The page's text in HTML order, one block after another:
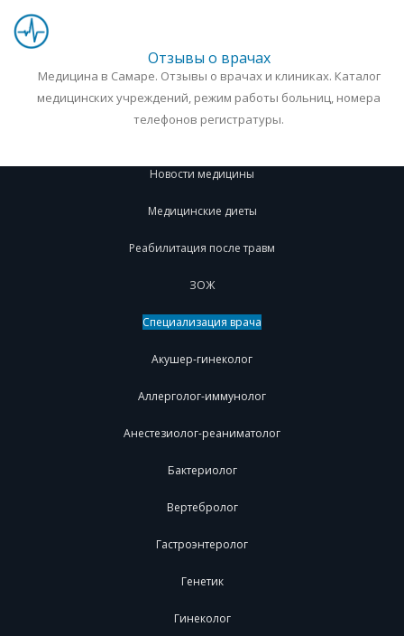
Отзывы о врачах
Медицина в Самаре. Отзывы о врачах и клиниках. Каталог
медицинских учреждений, режим работы больниц, номера
телефонов регистратуры.
Новости медицины
Медицинские диеты
Реабилитация после травм
ЗОЖ
Специализация врача
Акушер-гинеколог
Аллерголог-иммунолог
Анестезиолог-реаниматолог
Бактериолог
Вертебролог
Гастроэнтеролог
Генетик
Гинеколог